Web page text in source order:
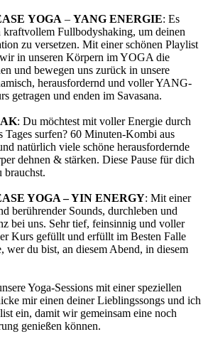
YOGA – YANG ENERGIE: Es
Fullbodyshaking, um deinen
zu versetzen. Mit einer schönen Playlist
in unseren Körpern im YOGA die
und bewegen uns zurück in unsere
herausfordernd und voller YANG-
getragen und enden im Savasana.
: Du möchtest mit voller Energie durch
Tages surfen? 60 Minuten-Kombi aus
natürlich viele schöne herausfordernde
dehnen & stärken. Diese Pause für dich
brauchst.
YOGA–YIN ENERGY: Mit einer
berührender Sounds, durchleben und
bei uns. Sehr tief, feinsinnig und voller
Kurs gefüllt und erfüllt im Besten Falle
wer du bist, an diesem Abend, in diesem
Yoga-Sessions mit einer speziellen
mir einen deiner Lieblingssongs und ich
ein, damit wir gemeinsam eine noch
genießen können.